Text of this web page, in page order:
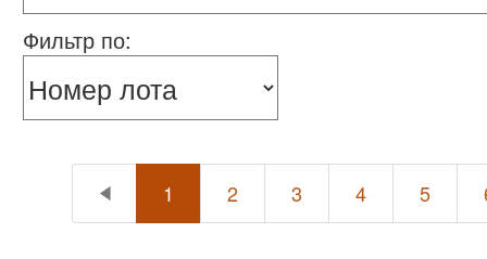
Фильтр по:
1 2 3 4 5